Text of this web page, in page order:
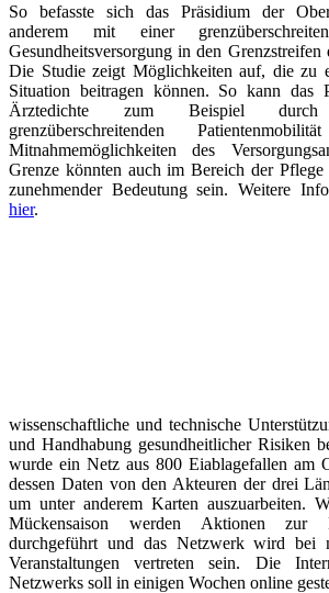
So befasste sich das Präsidium der
anderem mit einer
Gesundheitsversorgung in den
Die Studie zeigt Möglichkeiten auf, die zu
Situation beitragen können. So kann das
Ärztedichte zum Beispiel
grenzüberschreitenden
Mitnahmemöglichkeiten des
Grenze könnten auch im Bereich der Pflege
zunehmender Bedeutung sein. Weitere
hier.
wissenschaftliche und technische
und Handhabung gesundheitlicher Risiken
wurde ein Netz aus 800 Eiablagefallen am
dessen Daten von den Akteuren der drei
um unter anderem Karten auszuarbeiten.
Mückensaison werden Aktionen zur
durchgeführt und das Netzwerk wird bei
Veranstaltungen vertreten sein. Die
Netzwerks soll in einigen Wochen online